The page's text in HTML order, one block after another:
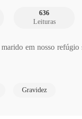
636
Leituras
em nosso refúgio
"puro". Gravidez